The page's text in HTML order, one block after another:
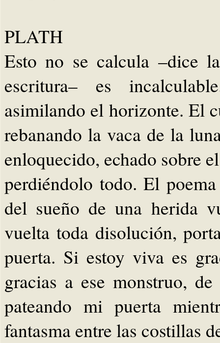
PLATH
Esto no se calcula –dice
escritura– es
asimilando el horizonte. El
rebanando la vaca de la
enloquecido, echado sobre
perdiéndolo todo. El
del sueño de una herida
vuelta toda disolución,
puerta. Si estoy viva es
gracias a ese monstruo,
pateando mi puerta
fantasma entre las costillas